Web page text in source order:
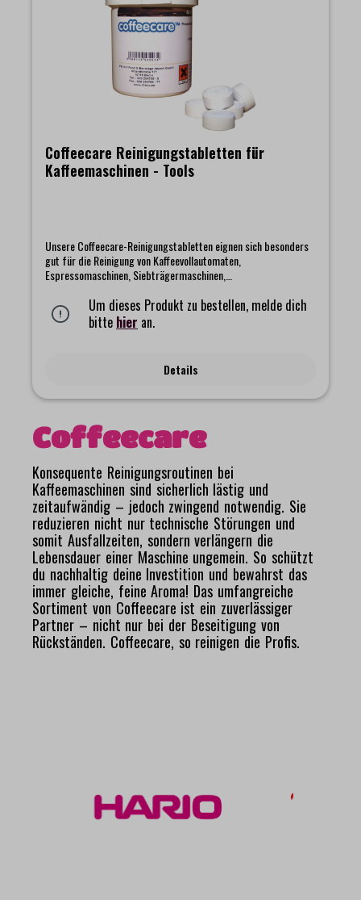
beim Hersteller direkt erfragen.Eine regelmäßige Säuberung
Ihrer Geräte dient nicht nur der Hygiene, sondern auch einem
gleichbleibend guten Geschmack.Inhalt: 1000 ml (Flasche)
Coffeecare Reinigungstabletten für
Kaffeemaschinen - Tools
Unsere Coffeecare-Reinigungstabletten eignen sich besonders
gut für die Reinigung von Kaffeevollautomaten,
Espressomaschinen, Siebträgermaschinen,
Kaffeeausgabe. Die integrierten Inhaltsstoffe der 2g schweren
Tabletten in Verbindung mit dem Aktivsauerstoff haben eine
starke Reinigungswirkung und helfen auf einfache Art, Ihre
befreien.Unsere Reinigungstabletten von Coffeecare sind für
Kaffeevollautomaten mit oder ohne Reinigungsprogramm,
Filterkaffeemaschinen geeignet und bieten nahezu keine
Einschränkungen hinsichtlich Marke oder Modell. Es ist dennoch
zwingend erforderlich, sich vor der Nutzung unserer
Reinigungstabletten über den vom Maschinenhersteller
vorgeschriebenen Reinigungsprozess zu informieren.
Entsprechende Hinweise und Vorgaben können Sie dem
Benutzerhandbuch des Maschinenherstellers entnehmen oder
beim Hersteller direkt erfragen.Wegen der Unterschiedlichkeit
aller Kaffee- und Espressomaschinensysteme auf dem Markt,
kann eine Reinigung mit unseren Coffeecare-
Reinigungstabletten beispielsweise über ein dafür integriertes
Reinigungsprogramm beim Kaffeevollautomaten oder durch ein
Einspannen im Siebträger einer Siebträgermaschine erfolgen.
Bitte belesen Sie sich daher zur genauen Vorgehensweise im
Handbuch Ihres Maschinenherstellers.Unsere Coffeecare-
Reinigungstabletten können täglich oder je nach Bedarf
verwendet werden. Wir empfehlen jedoch eine tägliche
Reinigung der Kaffeeautomaten in gastronomischen Betrieben
Um dieses Produkt zu bestellen, melde dich
bitte hier an.
Details
Coffeecare
Konsequente Reinigungsroutinen bei
Kaffeemaschinen sind sicherlich lästig und
zeitaufwändig – jedoch zwingend notwendig. Sie
reduzieren nicht nur technische Störungen und
somit Ausfallzeiten, sondern verlängern die
Lebensdauer einer Maschine ungemein. So schützt
du nachhaltig deine Investition und bewahrst das
immer gleiche, feine Aroma! Das umfangreiche
Sortiment von Coffeecare ist ein zuverlässiger
Partner – nicht nur bei der Beseitigung von
Rückständen. Coffeecare, so reinigen die Profis.